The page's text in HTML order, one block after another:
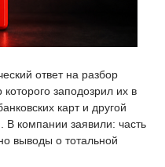
ответ на разбор
заподозрил их в
карт и другой
компании заявили: часть
выводы о тотальной